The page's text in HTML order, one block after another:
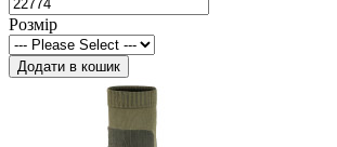
Розмір
Додати в кошик